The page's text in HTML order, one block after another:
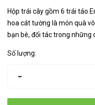
Hộp trái cây gồm 6 trái táo
hoa cát tường là món quà
bạn bè, đối tác trong những
Số lượng:
-